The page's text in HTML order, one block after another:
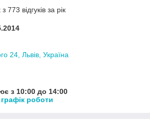
773 відгуків за рік
24, Львів, Україна
з 10:00 до 14:00
роботи